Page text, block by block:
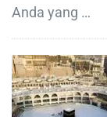
Anda yang …